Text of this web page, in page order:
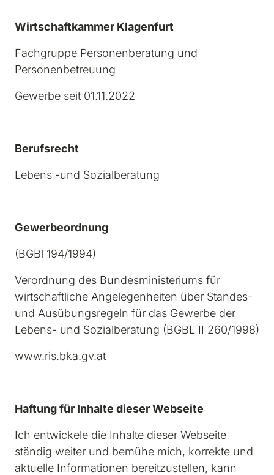
Wirtschaftkammer Klagenfurt
Fachgruppe Personenberatung und
Personenbetreuung
Gewerbe seit 01.11.2022
Berufsrecht
Lebens -und Sozialberatung
Gewerbeordnung
(BGBl 194/1994)
Verordnung des Bundesministeriums für
wirtschaftliche Angelegenheiten über Standes-
und Ausübungsregeln für das Gewerbe der
Lebens- und Sozialberatung (BGBL II 260/1998)
www.ris.bka.gv.at
Haftung für Inhalte dieser Webseite
Ich entwickele die Inhalte dieser Webseite
ständig weiter und bemühe mich, korrekte und
aktuelle Informationen bereitzustellen, kann